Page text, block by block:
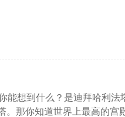
能想到什么？是迪拜哈利
。那你知道世界上最高的